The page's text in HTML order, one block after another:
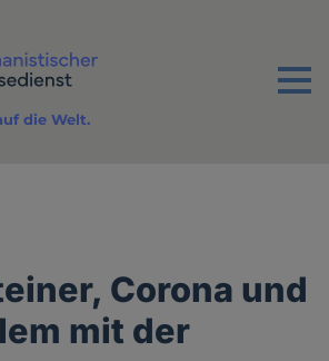
Menu
die Welt.
Corona und
mit der